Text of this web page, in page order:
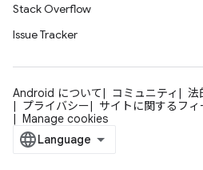
Stack Overflow
Issue Tracker
Android について コミュニティ 法
プライバシー
サイトに関するフィ
Manage cookies